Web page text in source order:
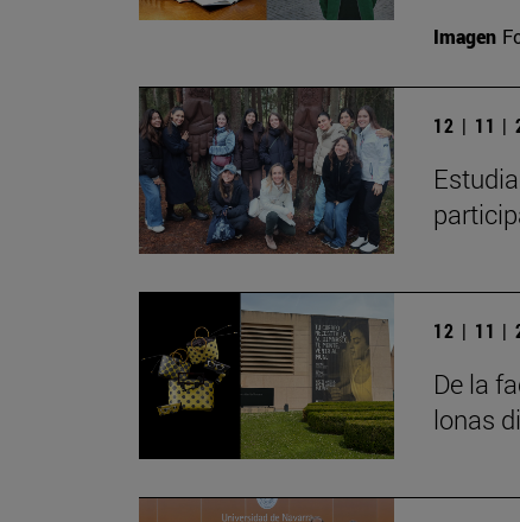
Imagen
12 | 11 |
12 | 11 |
De la
lonas